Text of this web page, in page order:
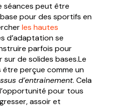
séances peut être
pour des sportifs en
les hautes
d’adaptation se
parfois pour
de solides bases.Le
perçue comme un
d’entrainement. Cela
pour tous
assoir et